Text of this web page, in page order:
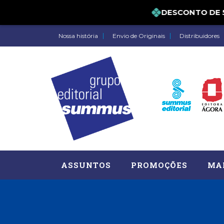
DESCONTO DE
Nossa história Envio de Originais Distribuidores
ASSUNTOS PROMOÇÕES